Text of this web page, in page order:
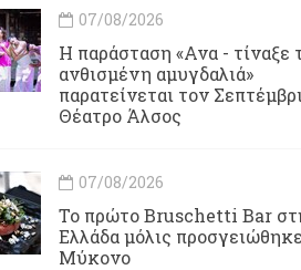
07/08/2026
Η παράσταση «Ανα - τίναξε
ανθισμένη αμυγδαλιά»
παρατείνεται τον
Θέατρο Άλσος
07/08/2026
Το πρώτο Bruschetti Bar
Ελλάδα μόλις
Μύκονο